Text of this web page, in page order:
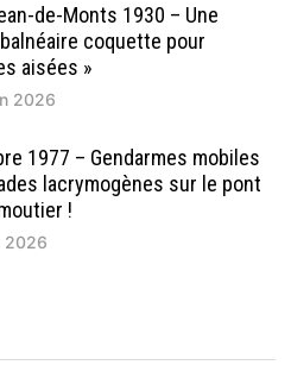
de-Monts 1930 – Une
coquette pour
aisées »
2026
1977 – Gendarmes mobiles
lacrymogènes sur le pont
!
2026